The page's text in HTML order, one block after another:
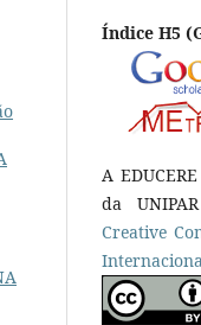
Índice H5
A
da
Creative